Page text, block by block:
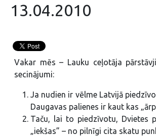
13.04.2010
Vakar mēs – Lauku ceļotāja
secinājumi:
Ja nudien ir vēlme Latvijā
Daugavas palienes ir kaut kas
Taču, lai to piedzīvotu, Dvietes
„iekšas” – no pilnīgi cita skatu